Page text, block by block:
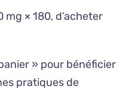
× 180, d’acheter
» pour bénéficier
pratiques de